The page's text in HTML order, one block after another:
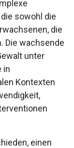
sowohl die
die
Die wachsende
unter
in
Kontexten
einen